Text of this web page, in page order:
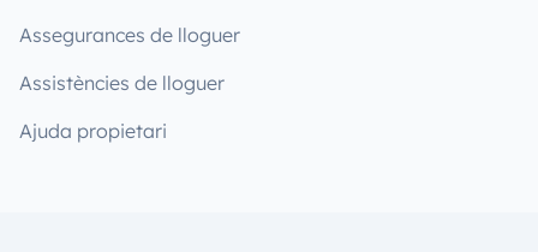
Assegurances de lloguer
Assistències de lloguer
Ajuda propietari